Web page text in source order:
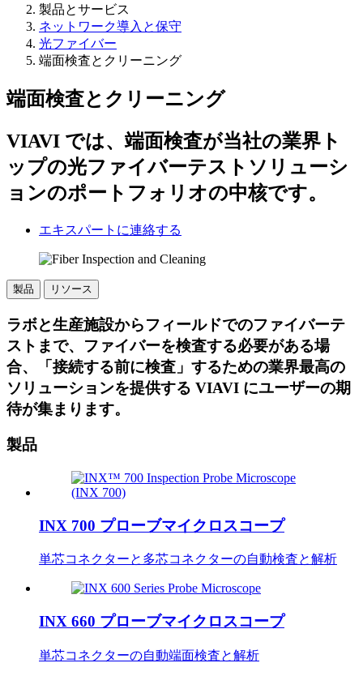
製品とサービス
ネットワーク導入と保守
光ファイバー
端面検査とクリーニング
端面検査とクリーニング
VIAVI では、端面検査が当社の業界ト
ップの光ファイバーテストソリューシ
ョンのポートフォリオの中核です。
エキスパートに連絡する
製品 リソース
ラボと生産施設からフィールドでのファイバーテ
ストまで、ファイバーを検査する必要がある場
合、「接続する前に検査」するための業界最高の
ソリューションを提供する VIAVI にユーザーの期
待が集まります。
製品
INX 700 プローブマイクロスコープ
単芯コネクターと多芯コネクターの自動検査と解析
INX 660 プローブマイクロスコープ
単芯コネクターの自動端面検査と解析